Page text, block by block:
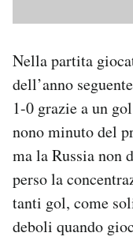
Nella partita
dell’anno
1-0 grazie a un
nono minuto del
ma la Russia non
perso la
tanti gol, come
deboli quando